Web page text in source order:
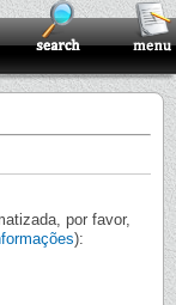
por favor,
):